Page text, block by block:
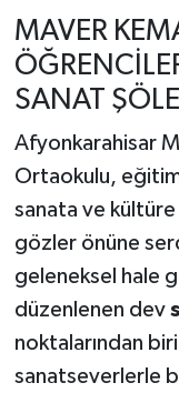
MAVER
SANAT
Afyonkarahisar
Ortaokulu,
sanata ve
gözler önüne
geleneksel hale
düzenlenen dev
noktalarından
sanatseverlerle